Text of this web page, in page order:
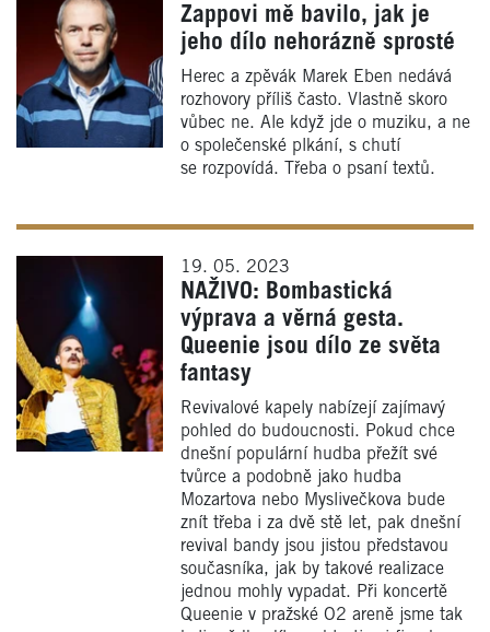
Zappovi mě bavilo, jak je
jeho dílo nehorázně sprosté
Herec a zpěvák Marek Eben nedává
rozhovory příliš často. Vlastně skoro
vůbec ne. Ale když jde o muziku, a ne
o společenské plkání, s chutí
se rozpovídá. Třeba o psaní textů.
19. 05. 2023
NAŽIVO: Bombastická
výprava a věrná gesta.
Queenie jsou dílo ze světa
fantasy
Revivalové kapely nabízejí zajímavý
pohled do budoucnosti. Pokud chce
dnešní populární hudba přežít své
tvůrce a podobně jako hudba
Mozartova nebo Myslivečkova bude
znít třeba i za dvě stě let, pak dnešní
revival bandy jsou jistou představou
současníka, jak by takové realizace
jednou mohly vypadat. Při koncertě
Queenie v pražské O2 areně jsme tak